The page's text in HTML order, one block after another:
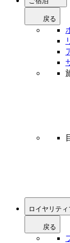
戻る
ロイヤリテ
戻る